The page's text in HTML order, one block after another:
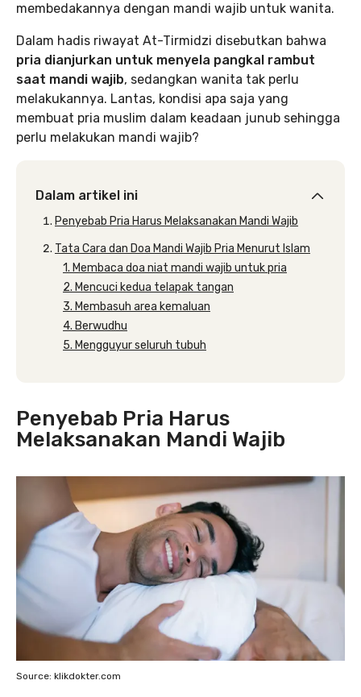
membedakannya dengan mandi wajib untuk wanita.
Dalam hadis riwayat At-Tirmidzi disebutkan bahwa
pria dianjurkan untuk menyela pangkal rambut
saat mandi wajib, sedangkan wanita tak perlu
melakukannya. Lantas, kondisi apa saja yang
membuat pria muslim dalam keadaan junub sehingga
perlu melakukan mandi wajib?
Dalam artikel ini
Penyebab Pria Harus Melaksanakan Mandi Wajib
Tata Cara dan Doa Mandi Wajib Pria Menurut Islam
1. Membaca doa niat mandi wajib untuk pria
2. Mencuci kedua telapak tangan
3. Membasuh area kemaluan
4. Berwudhu
5. Mengguyur seluruh tubuh
Penyebab Pria Harus
Melaksanakan Mandi Wajib
Source: klikdokter.com